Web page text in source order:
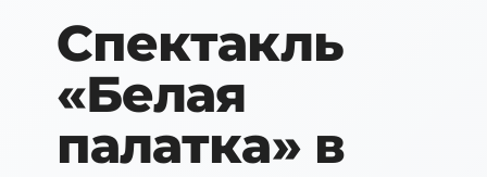
Спектакль
«Белая
палатка» в